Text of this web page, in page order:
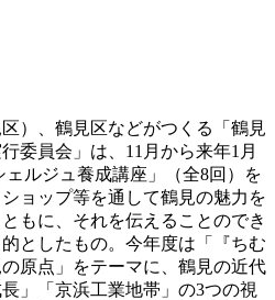
）、鶴見区などがつくる「鶴見
委員会」は、11月から来年1月
ェルジュ養成講座」（全8回）を
ョップ等を通して鶴見の魅力を
もに、それを伝えることのでき
としたもの。今年度は「『ちむ
原点」をテーマに、鶴見の近代
」「京浜工業地帯」の3つの視